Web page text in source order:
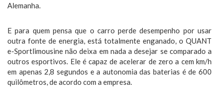
Alemanha.
E para quem pensa que o carro perde desempenho por usar
outra fonte de energia, está totalmente enganado, o QUANT
e-Sportlimousine não deixa em nada a desejar se comparado a
outros esportivos. Ele é capaz de acelerar de zero a cem km/h
em apenas 2,8 segundos e a autonomia das baterias é de 600
quilômetros, de acordo com a empresa.